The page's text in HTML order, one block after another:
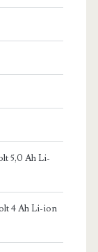
5,0 Ah Li-
4 Ah Li-ion